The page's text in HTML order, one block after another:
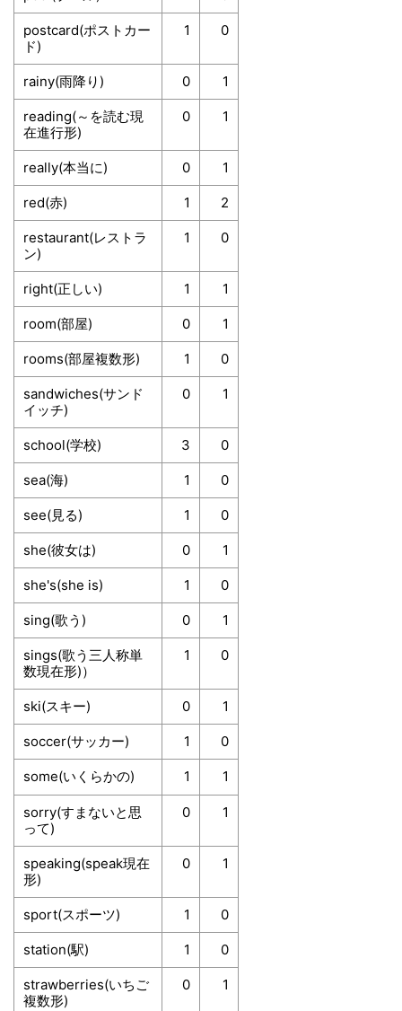
postcard(ポストカー
ド)
1 0
rainy(雨降り) 0 1
reading(～を読む現
在進行形)
0 1
really(本当に) 0 1
red(赤) 1 2
restaurant(レストラ
ン)
1 0
right(正しい) 1 1
room(部屋) 0 1
rooms(部屋複数形) 1 0
sandwiches(サンド
イッチ)
0 1
school(学校) 3 0
sea(海) 1 0
see(見る) 1 0
she(彼女は) 0 1
she's(she is) 1 0
sing(歌う) 0 1
sings(歌う三人称単
数現在形)）
1 0
ski(スキー) 0 1
soccer(サッカー) 1 0
some(いくらかの) 1 1
sorry(すまないと思
って)
0 1
speaking(speak現在
形)
0 1
sport(スポーツ) 1 0
station(駅) 1 0
strawberries(いちご
複数形)
0 1